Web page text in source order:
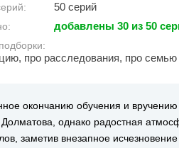
50 серий
добавлены 30 из 50
про расследования, про
окончанию обучения и
однако радостная
заметив внезапное